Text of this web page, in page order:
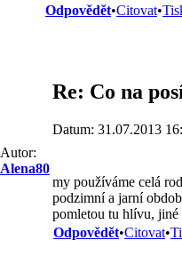
Odpovědět•Citovat•
Autor:
Alena80
Re: Co na
Datum: 31.07.2013
my používáme celá
podzimní a jarní
pomletou tu hlívu, jiné
Odpovědět•Citovat•